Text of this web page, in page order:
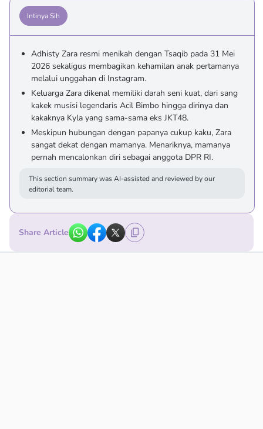
Intinya Sih
Adhisty Zara resmi menikah dengan Tsaqib pada 31 Mei
2026 sekaligus membagikan kehamilan anak pertamanya
melalui unggahan di Instagram.
Keluarga Zara dikenal memiliki darah seni kuat, dari sang
kakek musisi legendaris Acil Bimbo hingga dirinya dan
kakaknya Kyla yang sama-sama eks JKT48.
Meskipun hubungan dengan papanya cukup kaku, Zara
sangat dekat dengan mamanya. Menariknya, mamanya
pernah mencalonkan diri sebagai anggota DPR RI.
This section summary was AI-assisted and reviewed by our
editorial team.
Share Article